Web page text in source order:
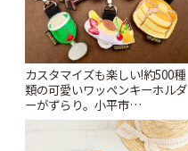
カスタマイズも楽しい!約500種
類の可愛いワッペンキーホルダ
ーがずらり。小平市
「Kimamaya T&K」 | ことりっ